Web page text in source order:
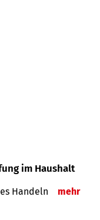
im Haushalt
Han­deln mehr